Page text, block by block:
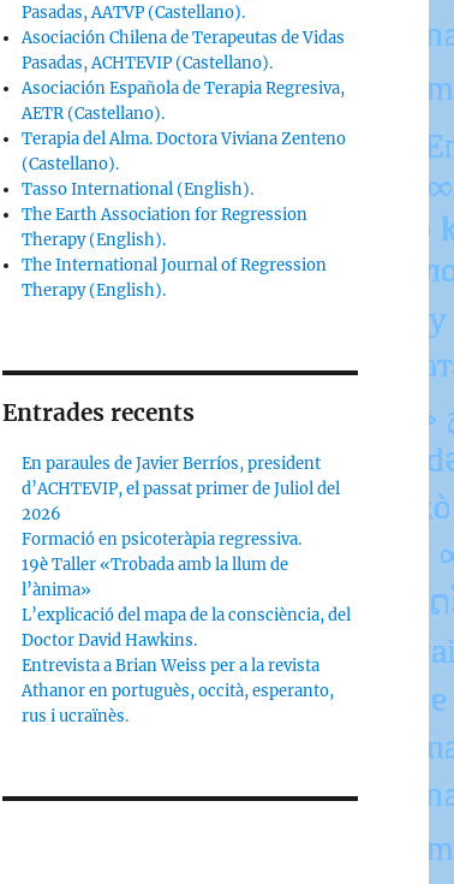
Pasadas, AATVP (Castellano).
Asociación Chilena de Terapeutas de Vidas
Pasadas, ACHTEVIP (Castellano).
Asociación Española de Terapia Regresiva,
AETR (Castellano).
Terapia del Alma. Doctora Viviana Zenteno
(Castellano).
Tasso International (English).
The Earth Association for Regression
Therapy (English).
The International Journal of Regression
Therapy (English).
Entrades recents
En paraules de Javier Berríos, president
d’ACHTEVIP, el passat primer de Juliol del
2026
Formació en psicoteràpia regressiva.
19è Taller «Trobada amb la llum de
l’ànima»
L’explicació del mapa de la consciència, del
Doctor David Hawkins.
Entrevista a Brian Weiss per a la revista
Athanor en portuguès, occità, esperanto,
rus i ucraïnès.